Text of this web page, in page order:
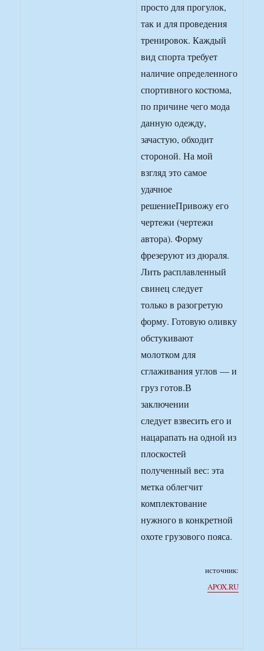
просто для прогулок,
так и для проведения
тренировок. Каждый
вид спорта требует
наличие определенного
спортивного костюма,
по причине чего мода
данную одежду,
зачастую, обходит
стороной. На мой
взгляд это самое
удачное
решениеПривожу его
чертежи (чертежи
автора). Форму
фрезеруют из дюраля.
Лить расплавленный
свинец следует
только в разогретую
форму. Готовую оливку
обстукивают
молотком для
сглаживания углов — и
груз готов.В
заключении
следует взвесить его и
нацарапать на одной из
плоскостей
полученный вес: эта
метка облегчит
комплектование
нужного в конкретной
охоте грузового пояса.
источник:
APOX.RU